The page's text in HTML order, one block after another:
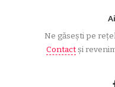
Ne găsești pe
Contactși